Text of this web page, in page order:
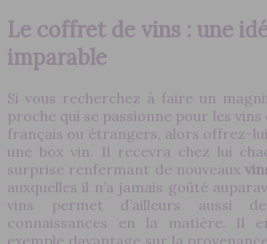
Le coffret de vins : une
imparable
Si vous recherchez à faire un
proche qui se passionne pour les
français ou étrangers, alors offrez-
une box vin. Il recevra chez lui
surprise renfermant de nouveaux
auxquelles il n’a jamais goûté
vins permet d’ailleurs aussi
connaissances en la matière. Il